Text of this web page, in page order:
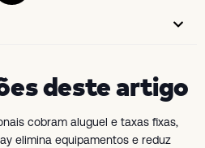
deste artigo
cobram aluguel e taxas fixas,
elimina equipamentos e reduz